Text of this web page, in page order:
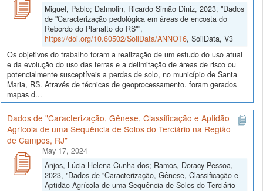
Miguel, Pablo; Dalmolin, Ricardo Simão Diniz, 2023, "Dados
de "Caracterização pedológica em áreas de encosta do
Rebordo do Planalto do RS"",
https://doi.org/10.60502/SoilData/ANNOT6, SoilData, V3
Os objetivos do trabalho foram a realização de um estudo do uso atual
e da evolução do uso das terras e a delimitação de áreas de risco ou
potencialmente susceptíveis a perdas de solo, no município de Santa
Maria, RS. Através de técnicas de geoprocessamento. foram gerados
mapas d...
Dados de "Caracterização, Gênese, Classificação e Aptidão
Agrícola de uma Sequência de Solos do Terciário na Região
de Campos, RJ"
May 17, 2024
Anjos, Lúcia Helena Cunha dos; Ramos, Doracy Pessoa,
2023, "Dados de "Caracterização, Gênese, Classificação e
Aptidão Agrícola de uma Sequência de Solos do Terciário